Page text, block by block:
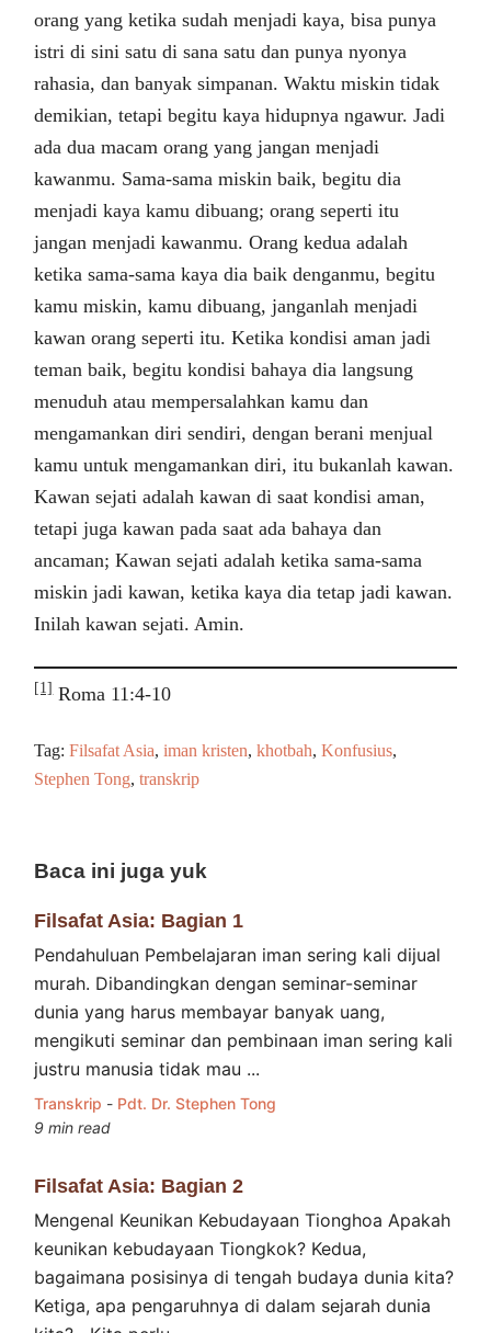
orang yang ketika sudah menjadi kaya, bisa punya
istri di sini satu di sana satu dan punya nyonya
rahasia, dan banyak simpanan. Waktu miskin tidak
demikian, tetapi begitu kaya hidupnya ngawur. Jadi
ada dua macam orang yang jangan menjadi
kawanmu. Sama-sama miskin baik, begitu dia
menjadi kaya kamu dibuang; orang seperti itu
jangan menjadi kawanmu. Orang kedua adalah
ketika sama-sama kaya dia baik denganmu, begitu
kamu miskin, kamu dibuang, janganlah menjadi
kawan orang seperti itu. Ketika kondisi aman jadi
teman baik, begitu kondisi bahaya dia langsung
menuduh atau mempersalahkan kamu dan
mengamankan diri sendiri, dengan berani menjual
kamu untuk mengamankan diri, itu bukanlah kawan.
Kawan sejati adalah kawan di saat kondisi aman,
tetapi juga kawan pada saat ada bahaya dan
ancaman; Kawan sejati adalah ketika sama-sama
miskin jadi kawan, ketika kaya dia tetap jadi kawan.
Inilah kawan sejati. Amin.
[1]Roma 11:4-10
Tag:Filsafat Asia,iman kristen,khotbah,Konfusius,
Stephen Tong,transkrip
Baca ini juga yuk
Filsafat Asia: Bagian 1
Pendahuluan Pembelajaran iman sering kali dijual
murah. Dibandingkan dengan seminar-seminar
dunia yang harus membayar banyak uang,
mengikuti seminar dan pembinaan iman sering kali
justru manusia tidak mau ...
Transkrip - Pdt. Dr. Stephen Tong
9 min read
Filsafat Asia: Bagian 2
Mengenal Keunikan Kebudayaan Tionghoa Apakah
keunikan kebudayaan Tiongkok? Kedua,
bagaimana posisinya di tengah budaya dunia kita?
Ketiga, apa pengaruhnya di dalam sejarah dunia